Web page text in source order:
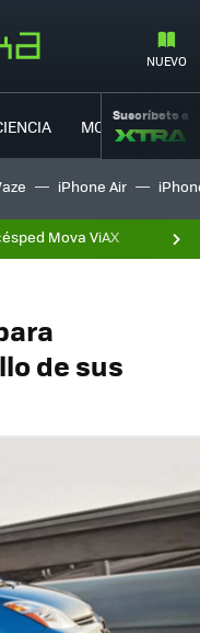
NUEVO
MOVILIDAD
Suscríbete a
iPhone Air
Mova ViAX
de sus